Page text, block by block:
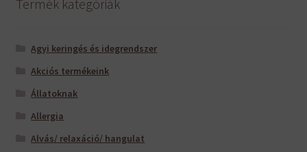
Termék kategóriák
Agyi keringés és idegrendszer
Akciós termékeink
Állatoknak
Allergia
Alvás/ relaxáció/ hangulat